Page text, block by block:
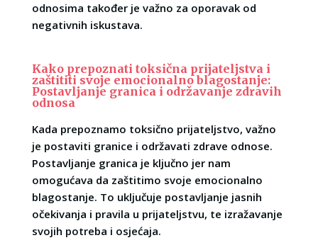
odnosima također je važno za oporavak od
negativnih iskustava.
Kako prepoznati toksična prijateljstva i
zaštititi svoje emocionalno blagostanje:
Postavljanje granica i održavanje zdravih
odnosa
Kada prepoznamo toksično prijateljstvo, važno
je postaviti granice i održavati zdrave odnose.
Postavljanje granica je ključno jer nam
omogućava da zaštitimo svoje emocionalno
blagostanje. To uključuje postavljanje jasnih
očekivanja i pravila u prijateljstvu, te izražavanje
svojih potreba i osjećaja.